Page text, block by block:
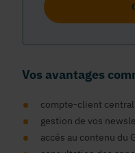
Vos avantages
compte-client
gestion de vos
accés au contenu du